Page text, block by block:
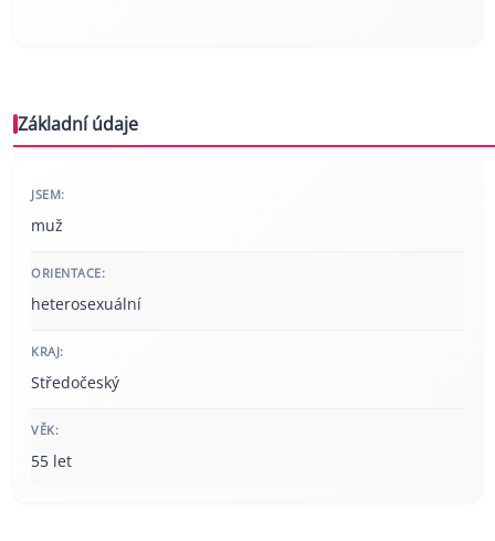
Základní údaje
JSEM:
muž
ORIENTACE:
heterosexuální
KRAJ:
Středočeský
VĚK:
55 let